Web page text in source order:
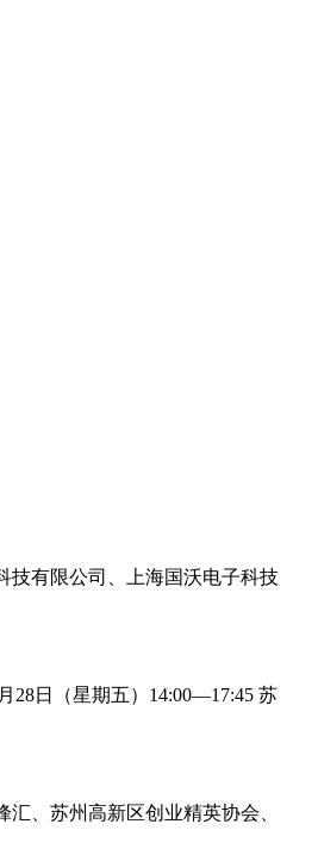
技有限公司、上海国沃电子科技
28日（星期五）14:00—17:45 苏
、苏州高新区创业精英协会、